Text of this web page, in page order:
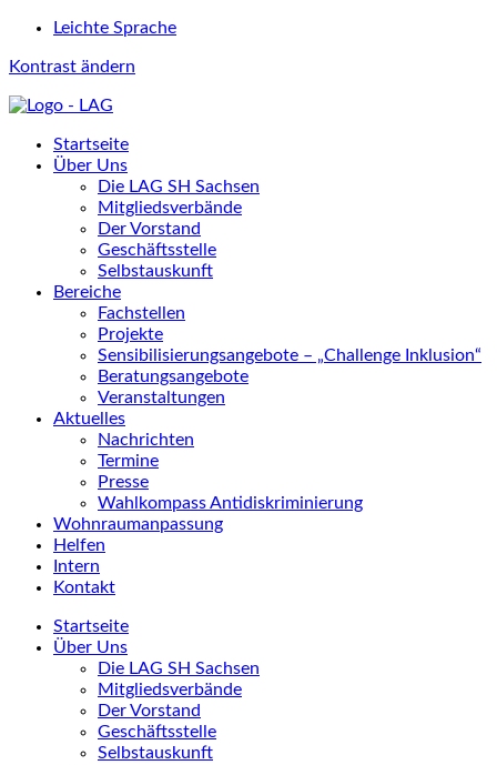
Leichte Sprache
Kontrast ändern
Startseite
Über Uns
Die LAG SH Sachsen
Mitgliedsverbände
Der Vorstand
Geschäftsstelle
Selbstauskunft
Bereiche
Fachstellen
Projekte
Sensibilisierungsangebote – „Challenge Inklusion“
Beratungsangebote
Veranstaltungen
Aktuelles
Nachrichten
Termine
Presse
Wahlkompass Antidiskriminierung
Wohnraumanpassung
Helfen
Intern
Kontakt
Startseite
Über Uns
Die LAG SH Sachsen
Mitgliedsverbände
Der Vorstand
Geschäftsstelle
Selbstauskunft